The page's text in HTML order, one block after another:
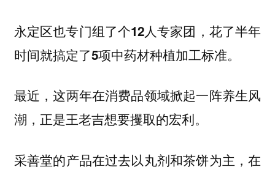
永定区也专门组了个12人专家团，花了半年
时间就搞定了5项中药材种植加工标准。
最近，这两年在消费品领域掀起一阵养生风
潮，正是王老吉想要攫取的宏利。
采善堂的产品在过去以丸剂和茶饼为主，在